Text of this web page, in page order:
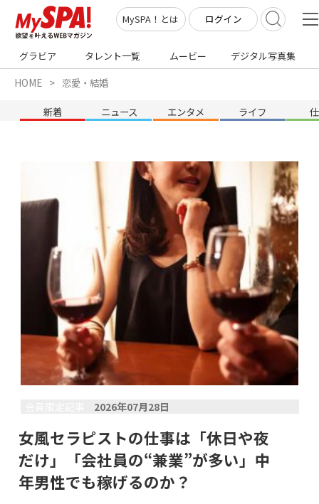
MySPA！とは ログイン
グラビア タレント一覧 ムービー デジタル写真集
HOME 恋愛・結婚
新着 ニュース エンタメ ライフ
2026年07月28日
女風セラピストの仕事は「休日や夜
だけ」「会社員の“兼業”が多い」中
年男性でも稼げるのか？